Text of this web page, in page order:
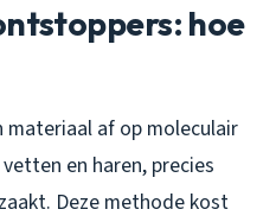
hoe
materiaal af op moleculair
en haren, precies
Deze methode kost